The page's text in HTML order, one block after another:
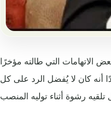
التي طالته مؤخرًا
أنه كان لا يُفضل الرد على كل